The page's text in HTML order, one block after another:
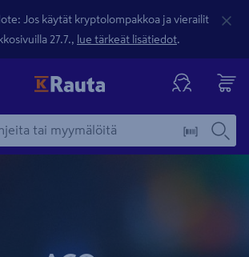
Jos käytät kryptolompakkoa ja vierailit
27.7., lue tärkeät lisätiedot.